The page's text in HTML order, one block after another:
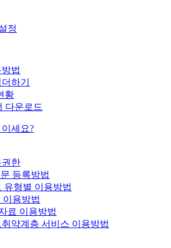
정
법
하기
황
다운로드
세요?
권한
등록방법
유형별 이용방법
이용방법
료 이용방법
취약계층 서비스 이용방법